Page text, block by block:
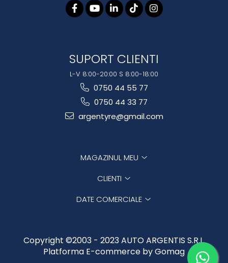
SUPORT CLIENTI
L-V 8:00-20:00 S 8:00-18:00
0750 44 55 77
0750 44 33 77
argentyre@gmail.com
MAGAZINUL MEU
CLIENTI
DATE COMERCIALE
Copyright ©2003 - 2023 AUTO ARGENTIS S.R.L.
Platforma E-commerce by Gomag